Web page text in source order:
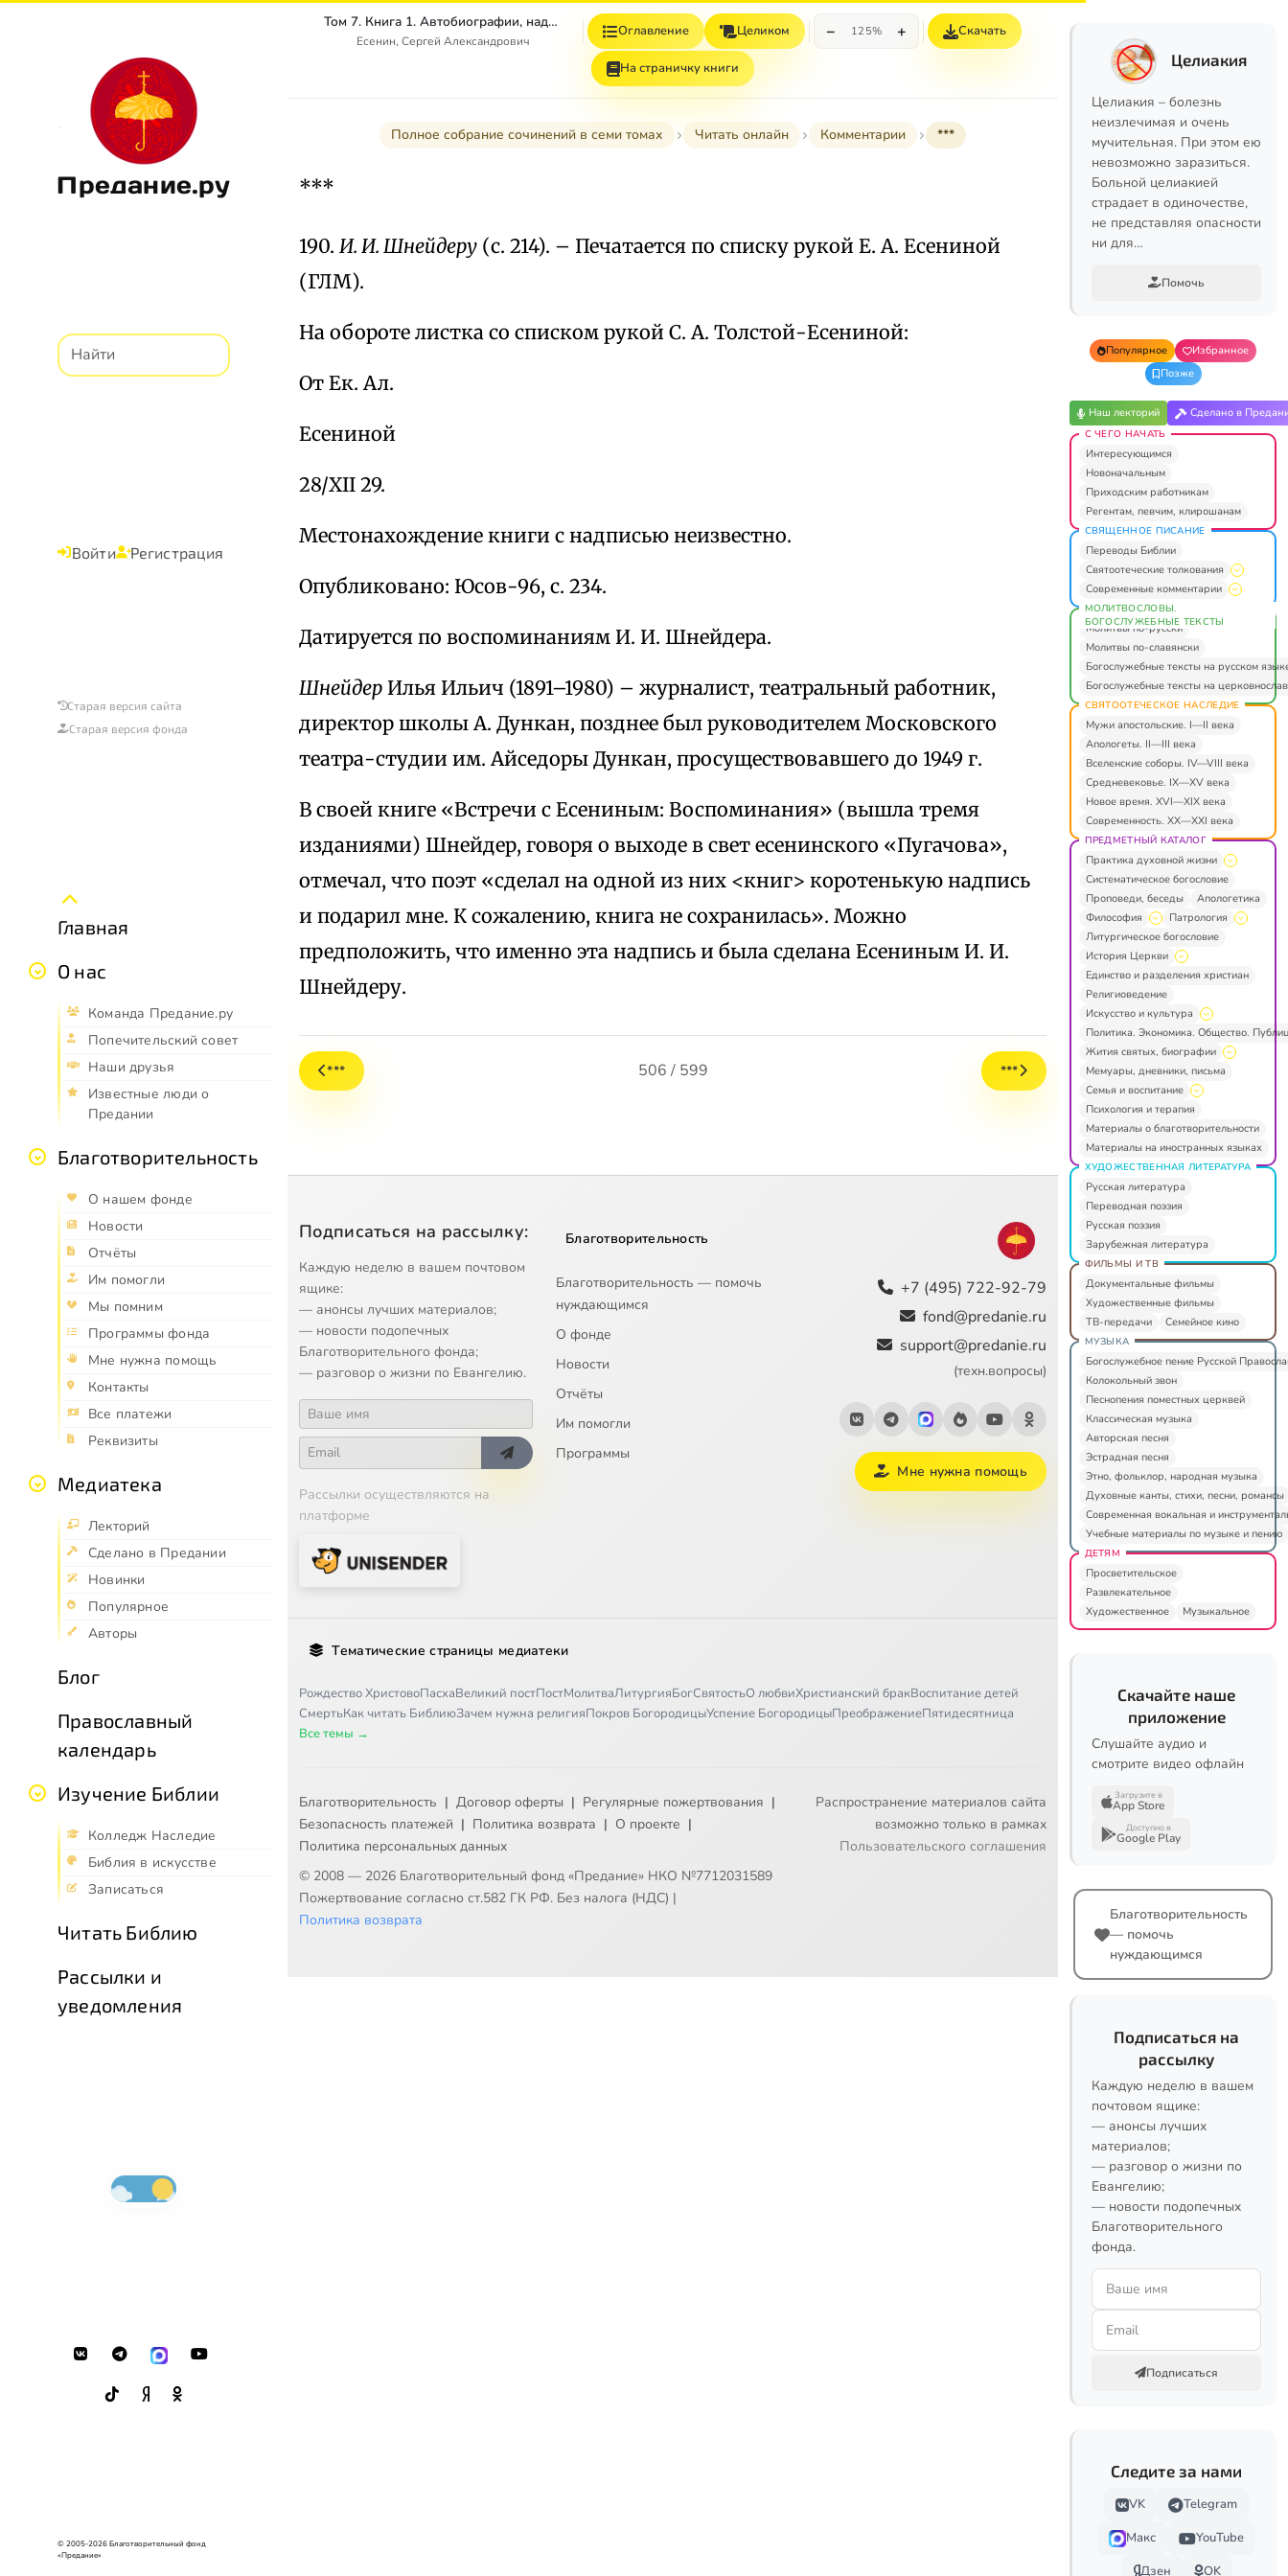
Предание.ру
Войти Регистрация
Старая версия сайта
Старая версия фонда
Главная
О нас
Команда Предание.ру
Попечительский совет
Наши друзья
Известные люди о
Предании
Благотворительность
О нашем фонде
Новости
Отчёты
Им помогли
Мы помним
Программы фонда
Мне нужна помощь
Контакты
Все платежи
Реквизиты
Медиатека
Лекторий
Сделано в Предании
Новинки
Популярное
Авторы
Блог
Православный
календарь
Изучение Библии
Колледж Наследие
Библия в искусстве
Записаться
Читать Библию
Рассылки и
уведомления
© 2005-2026 Благотворительный фонд
«Предание»
Том 7. Книга 1. Автобиографии, надписи и др
Есенин, Сергей Александрович
Оглавление Целиком − 125% + Скачать
На страничку книги
Полное собрание сочинений в семи томах Читать онлайн Комментарии ***
***
190. И. И. Шнейдеру (с. 214). – Печатается по списку рукой Е. А. Есениной
(ГЛМ).
На обороте листка со списком рукой С. А. Толстой-Есениной:
От Ек. Ал.
Есениной
28/XII 29.
Местонахождение книги с надписью неизвестно.
Опубликовано: Юсов-96, с. 234.
Датируется по воспоминаниям И. И. Шнейдера.
Шнейдер Илья Ильич (1891–1980) – журналист, театральный работник,
директор школы А. Дункан, позднее был руководителем Московского
театра-студии им. Айседоры Дункан, просуществовавшего до 1949 г.
В своей книге «Встречи с Есениным: Воспоминания» (вышла тремя
изданиями) Шнейдер, говоря о выходе в свет есенинского «Пугачова»,
отмечал, что поэт «сделал на одной из них <книг> коротенькую надпись
и подарил мне. К сожалению, книга не сохранилась». Можно
предположить, что именно эта надпись и была сделана Есениным И. И.
Шнейдеру.
*** 506 / 599 ***
Подписаться на рассылку:
Каждую неделю в вашем почтовом
ящике:
— анонсы лучших материалов;
— новости подопечных
Благотворительного фонда;
— разговор о жизни по Евангелию.
Рассылки осуществляются на
платформе
Благотворительность
Благотворительность — помочь
нуждающимся
О фонде
Новости
Отчёты
Им помогли
Программы
+7 (495) 722-92-79
fond@predanie.ru
support@predanie.ru
(техн.вопросы)
Мне нужна помощь
Тематические страницы медиатеки
Рождество ХристовоПасхаВеликий постПостМолитваЛитургияБогСвятостьО любвиХристианский бракВоспитание детей
СмертьКак читать БиблиюЗачем нужна религияПокров БогородицыУспение БогородицыПреображениеПятидесятница
Все темы →
Благотворительность | Договор оферты | Регулярные пожертвования |
Безопасность платежей | Политика возврата | О проекте |
Политика персональных данных
© 2008 — 2026 Благотворительный фонд «Предание» НКО №7712031589
Пожертвование согласно ст.582 ГК РФ. Без налога (НДС) |
Политика возврата
Распространение материалов сайта
возможно только в рамках
Пользовательского соглашения
Целиакия
Целиакия – болезнь
неизлечимая и очень
мучительная. При этом ею
невозможно заразиться.
Больной целиакией
страдает в одиночестве,
не представляя опасности
ни для…
Помочь
Популярное
Избранное
Позже
Наш лекторий Сделано в
С ЧЕГО НАЧАТЬ
Интересующимся
Новоначальным
Приходским работникам
Регентам, певчим, клирошанам
СВЯЩЕННОЕ ПИСАНИЕ
Переводы Библии
Святоотеческие толкования
Современные комментарии
МОЛИТВОСЛОВЫ.
БОГОСЛУЖЕБНЫЕ ТЕКСТЫ
Молитвы по-русски
Молитвы по-славянски
Богослужебные тексты на русском
Богослужебные тексты на
СВЯТООТЕЧЕСКОЕ НАСЛЕДИЕ
Мужи апостольские. I—II века
Апологеты. II—III века
Вселенские соборы. IV—VIII века
Средневековье. IX—XV века
Новое время. XVI—XIX века
Современность. XX—XXI века
ПРЕДМЕТНЫЙ КАТАЛОГ
Практика духовной жизни
Систематическое богословие
Проповеди, беседы
Апологетика
Философия
Патрология
Литургическое богословие
История Церкви
Единство и разделения христиан
Религиоведение
Искусство и культура
Политика. Экономика. Общество.
Жития святых, биографии
Мемуары, дневники, письма
Семья и воспитание
Психология и терапия
Материалы о благотворительности
Материалы на иностранных языках
ХУДОЖЕСТВЕННАЯ ЛИТЕРАТУРА
Русская литература
Переводная поэзия
Русская поэзия
Зарубежная литература
ФИЛЬМЫ И ТВ
Документальные фильмы
Художественные фильмы
ТВ-передачи
Семейное кино
МУЗЫКА
Богослужебное пение Русской
Колокольный звон
Песнопения поместных церквей
Классическая музыка
Авторская песня
Эстрадная песня
Этно, фольклор, народная музыка
Духовные канты, стихи, песни, романсы
Современная вокальная и
Учебные материалы по музыке и пению
ДЕТЯМ
Просветительское
Развлекательное
Художественное
Музыкальное
Скачайте наше
приложение
Слушайте аудио и
смотрите видео офлайн
Загрузите в
App Store
Доступно в
Google Play
Благотворительность
— помочь
нуждающимся
Подписаться на
рассылку
Каждую неделю в вашем
почтовом ящике:
— анонсы лучших
материалов;
— разговор о жизни по
Евангелию;
— новости подопечных
Благотворительного
фонда.
Подписаться
Следите за нами
VK
Telegram
Макс
YouTube
Дзен
OK